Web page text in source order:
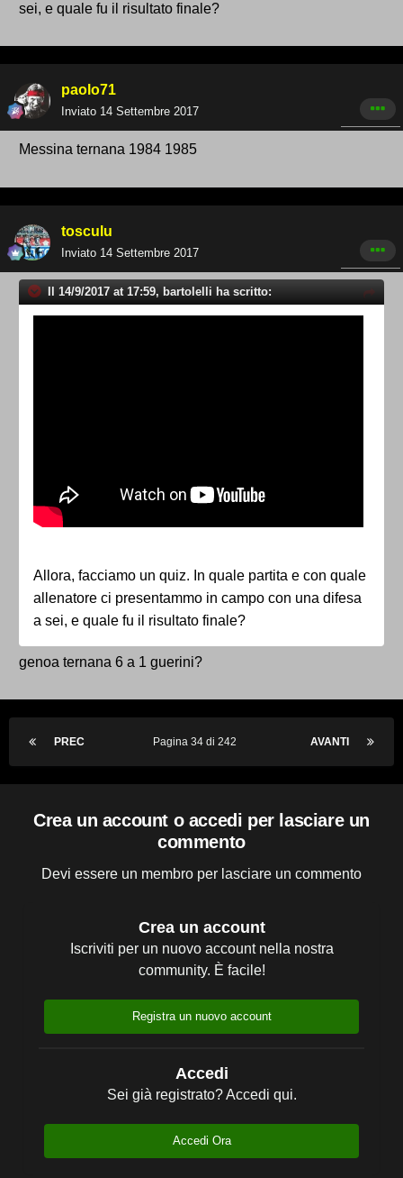
sei, e quale fu il risultato finale?
paolo71
Inviato 14 Settembre 2017
Messina ternana 1984 1985
tosculu
Inviato 14 Settembre 2017
Il 14/9/2017 at 17:59, bartolelli ha scritto:
Allora, facciamo un quiz. In quale partita e con quale
allenatore ci presentammo in campo con una difesa
a sei, e quale fu il risultato finale?
genoa ternana 6 a 1 guerini?
PREC AVANTI
Pagina 34 di 242
Crea un account o accedi per lasciare un
commento
Devi essere un membro per lasciare un commento
Crea un account
Iscriviti per un nuovo account nella nostra
community. È facile!
Registra un nuovo account
Accedi
Sei già registrato? Accedi qui.
Accedi Ora